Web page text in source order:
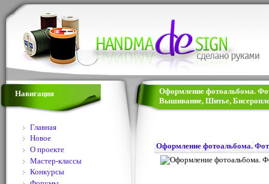
Навигация
Главная
Новое
О проекте
Мастер-классы
Конкурсы
Оформление фотоальбома.
Вышивание, Шитье,
Оформление фотоальбома.